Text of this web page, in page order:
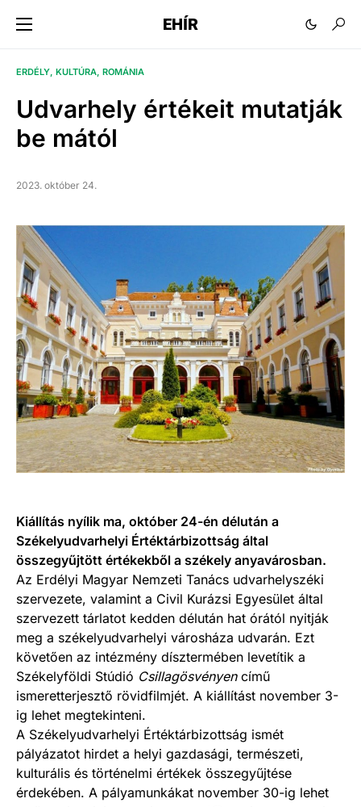
EHÍR
ERDÉLY KULTÚRA ROMÁNIA
Udvarhely értékeit mutatják
be mától
2023. október 24.
Kiállítás nyílik ma, október 24-én délután a
Székelyudvarhelyi Értéktárbizottság által
összegyűjtött értékekből a székely anyavárosban.
Az Erdélyi Magyar Nemzeti Tanács udvarhelyszéki
szervezete, valamint a Civil Kurázsi Egyesület által
szervezett tárlatot kedden délután hat órától nyitják
meg a székelyudvarhelyi városháza udvarán. Ezt
követően az intézmény dísztermében levetítik a
Székelyföldi Stúdió Csillagösvényencímű
ismeretterjesztő rövidfilmjét. A kiállítást november 3-
ig lehet megtekinteni.
A Székelyudvarhelyi Értéktárbizottság ismét
pályázatot hirdet a helyi gazdasági, természeti,
kulturális és történelmi értékek összegyűjtése
érdekében. A pályamunkákat november 30-ig lehet